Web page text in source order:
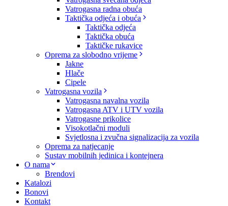
Vatrogasna radna obuća
Taktička odjeća i obuća
Taktička odjeća
Taktička obuća
Taktičke rukavice
Oprema za slobodno vrijeme
Jakne
Hlače
Cipele
Vatrogasna vozila
Vatrogasna navalna vozila
Vatrogasna ATV i UTV vozila
Vatrogasne prikolice
Visokotlačni moduli
Svjetlosna i zvučna signalizacija za vozila
Oprema za natjecanje
Sustav mobilnih jedinica i kontejnera
O nama
Brendovi
Katalozi
Bonovi
Kontakt